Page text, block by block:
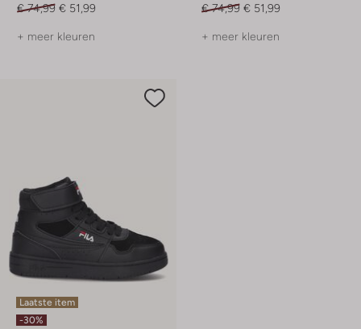
€ 74,99 € 51,99
+ meer kleuren
€ 74,99 € 51,99
+ meer kleuren
Laatste item
-30%